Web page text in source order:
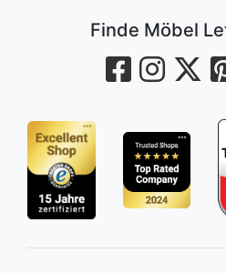
Finde Möbel